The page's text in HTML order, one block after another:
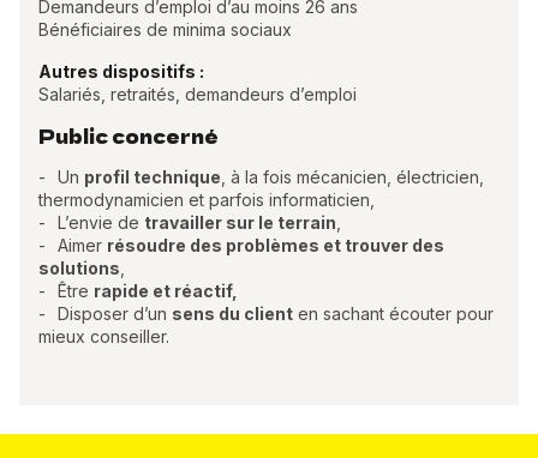
Demandeurs d’emploi d’au moins 26 ans
Bénéficiaires de minima sociaux
Autres dispositifs :
Salariés, retraités, demandeurs d’emploi
Public concerné
Un profil technique , à la fois mécanicien, électricien,
thermodynamicien et parfois informaticien,
L’envie de travailler sur le terrain
Aimer résoudre des problèmes et trouver des
solutions
Être rapide et réactif,
Disposer d’un sens du clienten sachant écouter pour
mieux conseiller.